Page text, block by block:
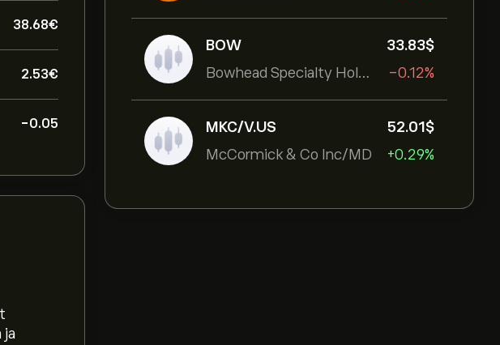
BOW
Bowhead Specialty Holdings Inc
33.83‎$‎
-0.12%
MKC/V.US
McCormick & Co Inc/MD
52.01‎$‎
+0.29%
38.68‎€‎
2.53‎€‎
-0.05
ja